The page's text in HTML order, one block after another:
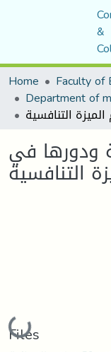
&
Home
ودورها في
التنافسية
Loading...
Files